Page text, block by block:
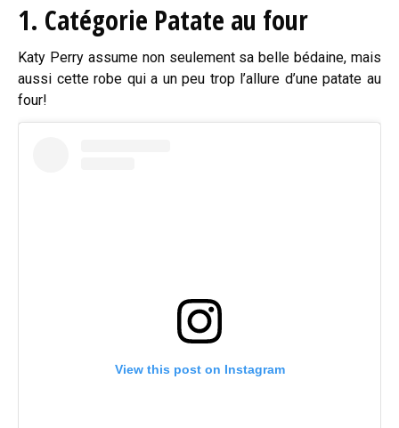
1. Catégorie Patate au four
Katy Perry assume non seulement sa belle bédaine, mais
aussi cette robe qui a un peu trop l’allure d’une patate au
four!
View this post on Instagram